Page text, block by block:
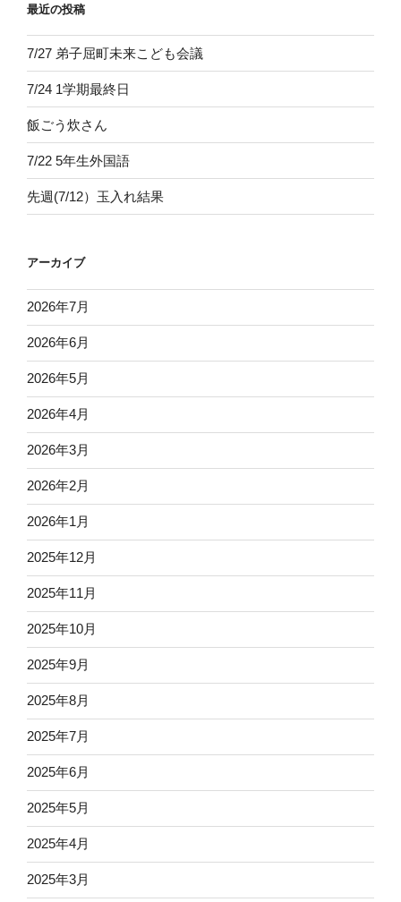
最近の投稿
7/27 弟子屈町未来こども会議
7/24 1学期最終日
飯ごう炊さん
7/22 5年生外国語
先週(7/12）玉入れ結果
アーカイブ
2026年7月
2026年6月
2026年5月
2026年4月
2026年3月
2026年2月
2026年1月
2025年12月
2025年11月
2025年10月
2025年9月
2025年8月
2025年7月
2025年6月
2025年5月
2025年4月
2025年3月